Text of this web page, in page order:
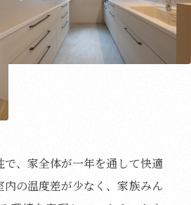
、家全体が一年を通して快適
内の温度差が少なく、家族みん